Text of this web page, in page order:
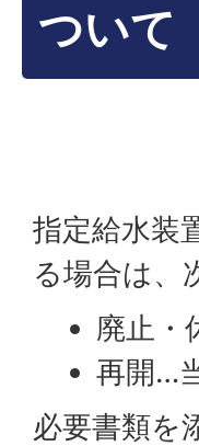
ついて
指定給水装
る場合は、
廃止・
再開…
必要書類を